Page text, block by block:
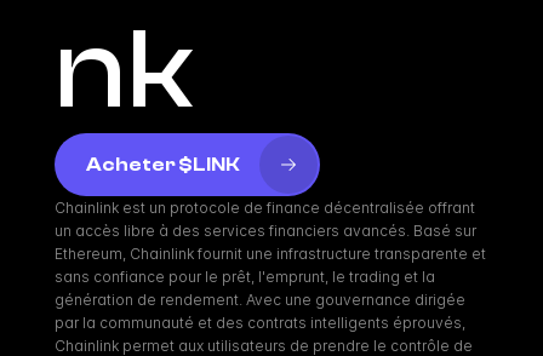
nk
Acheter $LINK
Chainlink est un protocole de finance décentralisée offrant
un accès libre à des services financiers avancés. Basé sur
Ethereum, Chainlink fournit une infrastructure transparente et
sans confiance pour le prêt, l'emprunt, le trading et la
génération de rendement. Avec une gouvernance dirigée
par la communauté et des contrats intelligents éprouvés,
Chainlink permet aux utilisateurs de prendre le contrôle de